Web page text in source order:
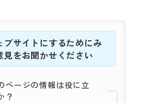
ブサイトにするためにみ
見をお聞かせください
ページの情報は役に立
？